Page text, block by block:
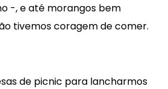
-, e até morangos bem
tivemos coragem de comer.
de picnic para lancharmos